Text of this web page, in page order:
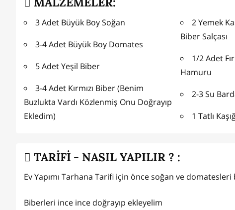
3 Adet Büyük Boy Soğan
3-4 Adet Büyük Boy Domates
5 Adet Yeşil Biber
3-4 Adet Kırmızı Biber (Benim
Buzlukta Vardı Közlenmiş Onu Doğrayıp
Ekledim)
2 Yemek
Biber Salçası
1/2 Adet
Hamuru
2-3 Su
1 Tatlı
TARİFİ - NASIL YAPILIR ? :
Ev Yapımı Tarhana Tarifi için önce soğan ve
Biberleri ince ince doğrayıp ekleyelim